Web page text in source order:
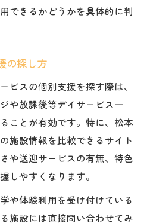
できるかどうかを具体的に判
の探し方
ビスの個別支援を探す際は、
や放課後等デイサービス一
ことが有効です。特に、松本
施設情報を比較できるサイト
や送迎サービスの有無、特色
しやすくなります。
や体験利用を受け付けている
施設には直接問い合わせてみ